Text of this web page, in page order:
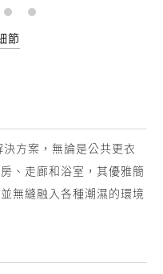
方案，無論是公共更衣
、走廊和浴室，其優雅簡
無縫融入各種潮濕的環境